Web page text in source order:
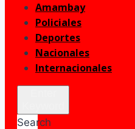
Amambay
Policiales
Deportes
Nacionales
Internacionales
Search